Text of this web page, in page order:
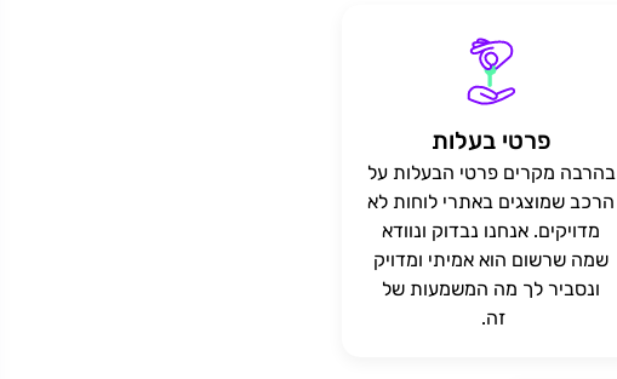
פרטי בעלות
בהרבה מקרים פרטי הבעלות על
הרכב שמוצגים באתרי לוחות לא
מדויקים. אנחנו נבדוק ונוודא
שמה שרשום הוא אמיתי ומדויק
ונסביר לך מה המשמעות של
זה.